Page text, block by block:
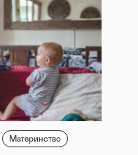
Материнство